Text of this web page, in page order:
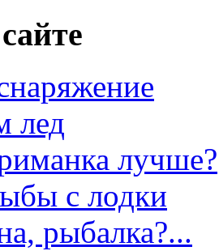
лед
лучше?
с лодки
рыбалка?...